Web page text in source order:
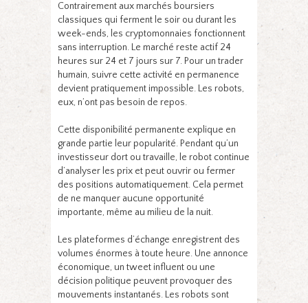
Contrairement aux marchés boursiers
classiques qui ferment le soir ou durant les
week-ends, les cryptomonnaies fonctionnent
sans interruption. Le marché reste actif 24
heures sur 24 et 7 jours sur 7. Pour un trader
humain, suivre cette activité en permanence
devient pratiquement impossible. Les robots,
eux, n’ont pas besoin de repos.
Cette disponibilité permanente explique en
grande partie leur popularité. Pendant qu’un
investisseur dort ou travaille, le robot continue
d’analyser les prix et peut ouvrir ou fermer
des positions automatiquement. Cela permet
de ne manquer aucune opportunité
importante, même au milieu de la nuit.
Les plateformes d’échange enregistrent des
volumes énormes à toute heure. Une annonce
économique, un tweet influent ou une
décision politique peuvent provoquer des
mouvements instantanés. Les robots sont